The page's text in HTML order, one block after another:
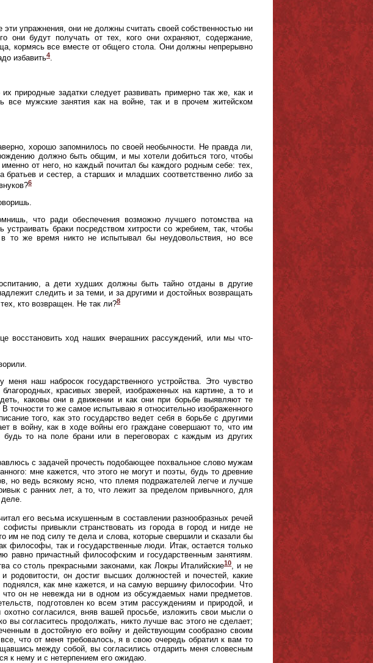
упражнения, они не должны считать своей собственностью ни
они будут получать от тех, кого они охраняют, содержание,
кормясь все вместе от общего стола. Они должны непрерывно
избавить4.
природные задатки следует развивать примерно так же, как и
мужские занятия как на войне, так и в прочем житейском
хорошо запомнилось по своей необычности. Не правда ли,
должно быть общим, и мы хотели добиться того, чтобы
от него, но каждый почитал бы каждого родным себе: тех,
и сестер, а старших и младших соответственно либо за
6
что ради обеспечения возможно лучшего потомства на
устраивать браки посредством хитрости со жребием, так, чтобы
же время никто не испытывал бы неудовольствия, но все
а дети худших должны быть тайно отданы в другие
следить и за теми, и за другими и достойных возвращать
кто возвращен. Не так ли?8
восстановить ход наших вчерашних рассуждений, или мы что-
меня наш набросок государственного устройства. Это чувство
красивых зверей, изображенных на картине, а то и
каковы они в движении и как они при борьбе выявляют те
точности то же самое испытываю я относительно изображенного
того, как это государство ведет себя в борьбе с другими
в войну, как в ходе войны его граждане совершают то, что им
будь то на поле брани или в переговорах с каждым из других
с задачей прочесть подобающее похвальное слово мужам
мне кажется, что этого не могут и поэты, будь то древние
но ведь всякому ясно, что племя подражателей легче и лучше
с ранних лет, а то, что лежит за пределом привычного, для
его весьма искушенным в составлении разнообразных речей
привыкли странствовать из города в город и нигде не
им не под силу те дела и слова, которые свершили и сказали бы
философы, так и государственные люди. Итак, остается только
равно причастный философским и государственным занятиям.
со столь прекрасными законами, как Локры Италийские10, и не
родовитости, он достиг высших должностей и почестей, какие
как мне кажется, и на самую вершину философии. Что
он не невежда ни в одном из обсуждаемых нами предметов.
подготовлен ко всем этим рассуждениям и природой, и
согласился, вняв вашей просьбе, изложить свои мысли о
вы согласитесь продолжать, никто лучше вас этого не сделает;
в достойную его войну и действующим сообразно своим
что от меня требовалось, я в свою очередь обратил к вам то
между собой, вы согласились отдарить меня словесным
к нему и с нетерпением его ожидаю.